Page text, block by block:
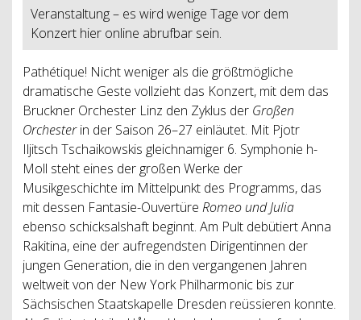
Veranstaltung – es wird wenige Tage vor dem
Konzert hier online abrufbar sein.
Pathétique! Nicht weniger als die größtmögliche
dramatische Geste vollzieht das Konzert, mit dem das
Bruckner Orchester Linz den Zyklus der Großen
Orchesterin der Saison 26–27 einläutet. Mit Pjotr
Iljitsch Tschaikowskis gleichnamiger 6. Symphonie h-
Moll steht eines der großen Werke der
Musikgeschichte im Mittelpunkt des Programms, das
mit dessen Fantasie-Ouvertüre Romeo und Julia
ebenso schicksalshaft beginnt. Am Pult debütiert Anna
Rakitina, eine der aufregendsten Dirigentinnen der
jungen Generation, die in den vergangenen Jahren
weltweit von der New York Philharmonic bis zur
Sächsischen Staatskapelle Dresden reüssieren konnte.